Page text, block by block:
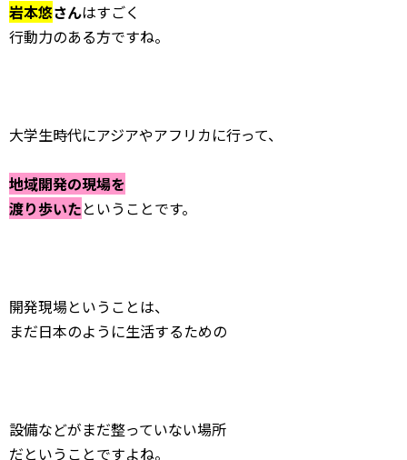
岩本悠さんはすごく
行動力のある方ですね。
大学生時代にアジアやアフリカに行って、
地域開発の現場を
渡り歩いたということです。
開発現場ということは、
まだ日本のように生活するための
設備などがまだ整っていない場所
だということですよね。